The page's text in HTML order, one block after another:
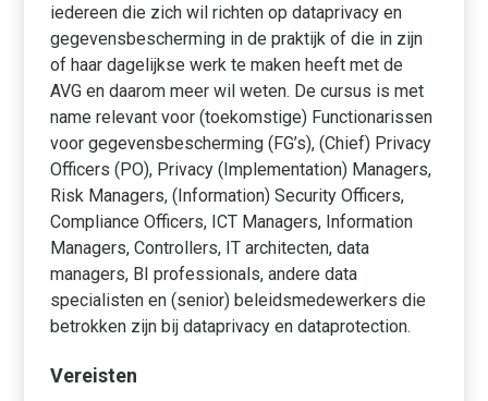
iedereen die zich wil richten op dataprivacy en
gegevensbescherming in de praktijk of die in zijn
of haar dagelijkse werk te maken heeft met de
AVG en daarom meer wil weten. De cursus is met
name relevant voor (toekomstige) Functionarissen
voor gegevensbescherming (FG’s), (Chief) Privacy
Officers (PO), Privacy (Implementation) Managers,
Risk Managers, (Information) Security Officers,
Compliance Officers, ICT Managers, Information
Managers, Controllers, IT architecten, data
managers, BI professionals, andere data
specialisten en (senior) beleidsmedewerkers die
betrokken zijn bij dataprivacy en dataprotection.
Vereisten